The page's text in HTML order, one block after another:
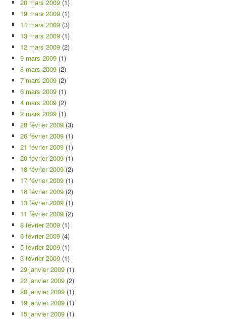
20 mars 2009 (1)
19 mars 2009 (1)
14 mars 2009 (3)
13 mars 2009 (1)
12 mars 2009 (2)
9 mars 2009 (1)
8 mars 2009 (2)
7 mars 2009 (2)
6 mars 2009 (1)
4 mars 2009 (2)
2 mars 2009 (1)
28 février 2009 (3)
26 février 2009 (1)
21 février 2009 (1)
20 février 2009 (1)
18 février 2009 (2)
17 février 2009 (1)
16 février 2009 (2)
13 février 2009 (1)
11 février 2009 (2)
8 février 2009 (1)
6 février 2009 (4)
5 février 2009 (1)
3 février 2009 (1)
29 janvier 2009 (1)
22 janvier 2009 (2)
20 janvier 2009 (1)
19 janvier 2009 (1)
15 janvier 2009 (1)